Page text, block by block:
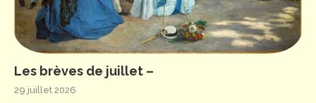
Les brèves de juillet –
29 juillet 2026